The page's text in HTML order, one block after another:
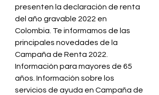
presenten la declaración de renta
del año gravable 2022 en
Colombia. Te informamos de las
principales novedades de la
Campaña de Renta 2022.
Información para mayores de 65
años. Información sobre los
servicios de ayuda en Campaña de